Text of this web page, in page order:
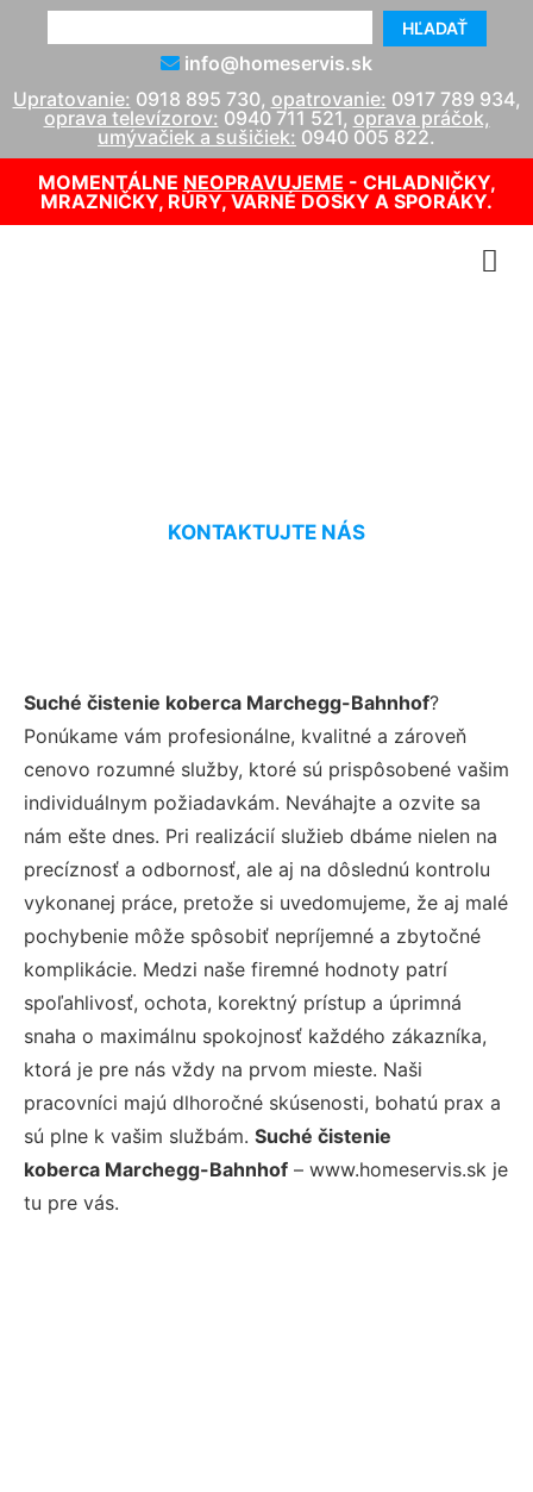
HĽADAŤ
info@homeservis.sk
Upratovanie: 0918 895 730, opatrovanie: 0917 789 934,
oprava televízorov: 0940 711 521, oprava práčok,
umývačiek a sušičiek: 0940 005 822.
MOMENTÁLNE NEOPRAVUJEME - CHLADNIČKY,
MRAZNIČKY, RÚRY, VARNÉ DOSKY A SPORÁKY.
KONTAKTUJTE NÁS
Suché čistenie koberca Marchegg-Bahnhof?
Ponúkame vám profesionálne, kvalitné a zároveň
cenovo rozumné služby, ktoré sú prispôsobené vašim
individuálnym požiadavkám. Neváhajte a ozvite sa
nám ešte dnes. Pri realizácií služieb dbáme nielen na
precíznosť a odbornosť, ale aj na dôslednú kontrolu
vykonanej práce, pretože si uvedomujeme, že aj malé
pochybenie môže spôsobiť nepríjemné a zbytočné
komplikácie. Medzi naše firemné hodnoty patrí
spoľahlivosť, ochota, korektný prístup a úprimná
snaha o maximálnu spokojnosť každého zákazníka,
ktorá je pre nás vždy na prvom mieste. Naši
pracovníci majú dlhoročné skúsenosti, bohatú prax a
sú plne k vašim službám. Suché čistenie
koberca Marchegg-Bahnhof – www.homeservis.sk je
tu pre vás.